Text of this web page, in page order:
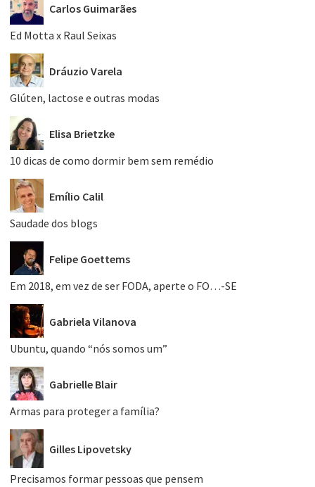
Carlos Guimarães
Ed Motta x Raul Seixas
Dráuzio Varela
Glúten, lactose e outras modas
Elisa Brietzke
10 dicas de como dormir bem sem remédio
Emílio Calil
Saudade dos blogs
Felipe Goettems
Em 2018, em vez de ser FODA, aperte o FO…-SE
Gabriela Vilanova
Ubuntu, quando “nós somos um”
Gabrielle Blair
Armas para proteger a família?
Gilles Lipovetsky
Precisamos formar pessoas que pensem